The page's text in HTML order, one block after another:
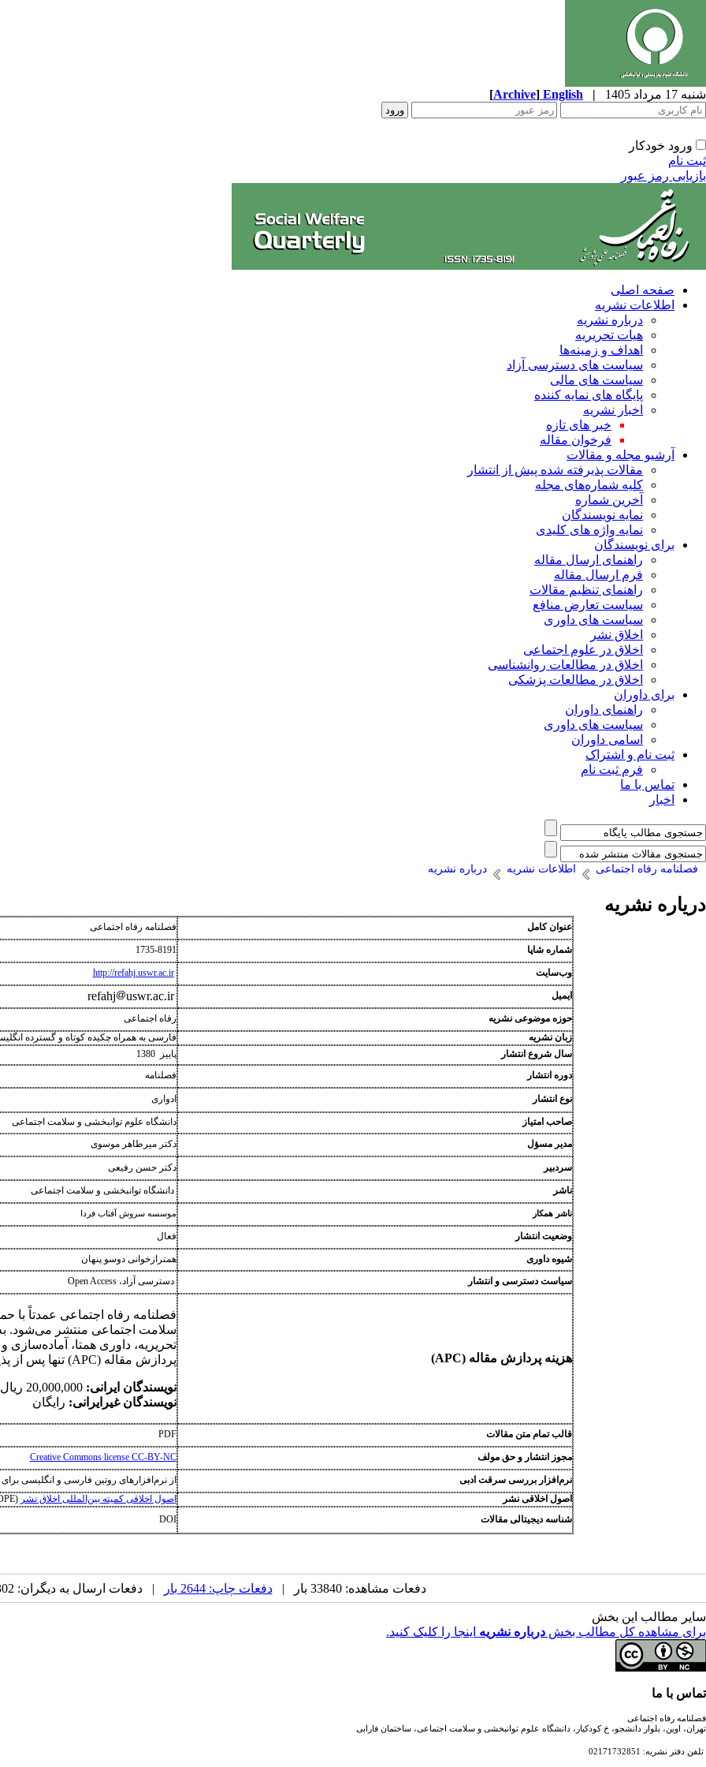
شنبه 17 مرداد 1405 |
English
[Archive]
ورود خودکار
ثبت نام
بازیابی رمز عبور
صفحه اصلی
اطلاعات نشریه
درباره نشریه
هیات تحریریه
اهداف و زمینه‌ها
سیاست های دسترسی آزاد
سیاست های مالی
پایگاه های نمایه کننده
اخبار نشریه
خبر های تازه
فرخوان مقاله
آرشیو مجله و مقالات
مقالات پذیرفته شده پیش از انتشار
کلیه شماره‌های مجله
آخرین شماره
نمایه نویسندگان
نمایه واژه های کلیدی
برای نویسندگان
راهنمای ارسال مقاله
فرم ارسال مقاله
راهنمای تنظیم مقالات
سیاست تعارض منافع
سیاست های داوری
اخلاق نشر
اخلاق در علوم اجتماعی
اخلاق در مطالعات روانشناسی
اخلاق در مطالعات پزشکی
برای داوران
راهنمای داوران
سیاست های داوری
اسامی داوران
ثبت نام و اشتراک
فرم ثبت نام
تماس با ما
اخبار
فصلنامه رفاه اجتماعی اطلاعات نشریه درباره نشریه
دریاره نشریه
عنوان کامل فصلنامه رفاه اجتماعی
شماره شاپا 1735-8191
وب‌سایت http://refahj.uswr.ac.ir
ایمیل refahj uswr.ac.ir
حوزه موضوعی نشریه
رفاه اجتماعی
زبان نشریه
فارسی به همراه چکیده کوتاه و گسترده
سال شروع انتشار
پاییز 1380
دوره انتشار
فصلنامه
نوع انتشار ادواری
صاحب امتیاز
دانشگاه علوم توانبخشی و سلامت اجتماعی
مدیر مسؤل
دکتر میرطاهر موسوی
سردبیر دکتر حسن رفیعی
ناشر دانشگاه توانبخشی و سلامت اجتماعی
ناشر همکار موسسه سروش آفتاب فردا
وضعیت انتشار فعال
شیوه داوری
همترازخوانی دوسو پنهان
سیاست دسترسی و انتشار
دسترسی آزاد،Open Access
هزینه پردازش مقاله (APC)
فصلنامه رفاه اجتماعی عمدتاً با
سلامت اجتماعی منتشر می‌شود.
تحریریه، داوری همتا، آماده‌سازی
پردازش مقاله (APC) تنها پس از پذیرش نهایی مقاله دریافت می‌شود.
نویسندگان ایرانی: 20,000,000 ریال
نویسندگان غیرایرانی: رایگان
قالب تمام متن مقالات PDF
مجوز انتشار و حق مولف Creative Commons license CC-BY-NC
نرم‌افزار بررسی سرقت ادبی
از نرم‌افزارهای روتین فارسی و انگلیسی
اصول اخلاقی نشر
اصول اخلاقی کمیته بین‌المللی اخلاق نشر (
شناسه دیجیتالی مقالات
DOI
دفعات مشاهده: 33840 بار | دفعات چاپ: 2644 بار | دفعات ارسال به دیگران: 302 بار |
سایر مطالب این بخش
برای مشاهده کل مطالب بخش درباره نشریه اینجا را کلیک کنید.
تماس با ما
فصلنامه رفاه اجتماعی
تهران، اوین، بلوار دانشجو، خ کودکیار، دانشگاه علوم توانبخشی و سلامت اجتماعی، ساختمان فارابی
تلفن دفتر نشریه: 02171732851